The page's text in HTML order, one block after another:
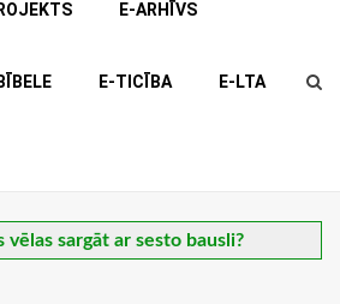
E-ARHĪVS
E-TICĪBA E-LTA
vēlas sargāt ar sesto bausli?